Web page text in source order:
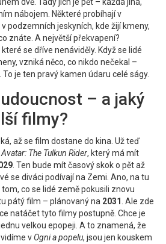
nábojem. Některé probíhají v
podzemních jeskyních, kde žijí kmeny,
znáte. A největší překvapení?
se dříve nenáviděly. Když se lidé
vzniká něco, co nikdo nečekal –
je ten pravý kamen údaru celé ságy.
– a jaký
filmy?
až se film dostane do kina. Už teď
Avatar: The Tulkun Rider, který má mít
. Ten bude mít časový skok o pět až
se diváci podívají na Zemi. Ano, na tu
co se lidé země pokusili znovu
pátý film – plánovaný na 2031 . Ale zde
natáčet tyto filmy postupně. Chce je
velkou epopeji. A to znamená, že
v Ogni a popelu, jsou jen kouskem